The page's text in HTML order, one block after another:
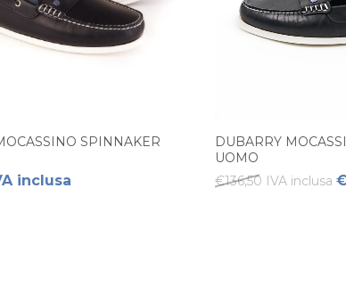
SPINNAKER
inclusa
DUBARRY
UOMO
€136,50 IVA inclusa